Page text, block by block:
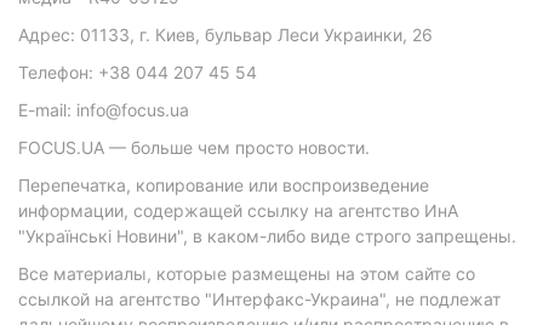
Адрес: 01133, г. Киев, бульвар Леси Украинки, 26
Телефон: +38 044 207 45 54
E-mail: info@focus.ua
FOCUS.UA — больше чем просто новости.
Перепечатка, копирование или воспроизведение
информации, содержащей ссылку на агентство ИнА
"Українські Новини", в каком-либо виде строго запрещены.
Все материалы, которые размещены на этом сайте со
ссылкой на агентство "Интерфакс-Украина", не подлежат